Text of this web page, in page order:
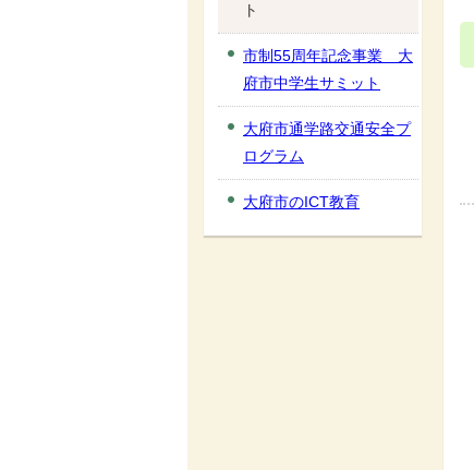
ト
市制55周年記念事業 大
府市中学生サミット
大府市通学路交通安全プ
ログラム
大府市のICT教育